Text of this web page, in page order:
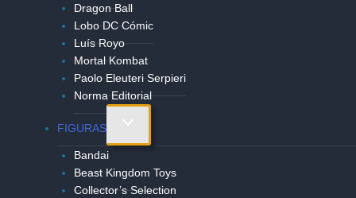
Dragon Ball
Lobo DC Cómic
Luís Royo
Mortal Kombat
Paolo Eleuteri Serpieri
Norma Editorial
FIGURAS
Alternar
menú
Bandai
Beast Kingdom Toys
Collector’s Selection